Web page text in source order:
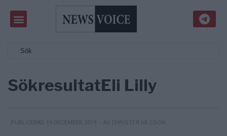
SökresultatEli Lilly
PUBLICERAD 19 DECEMBER 2019 - AV CHRISTER NILSSON